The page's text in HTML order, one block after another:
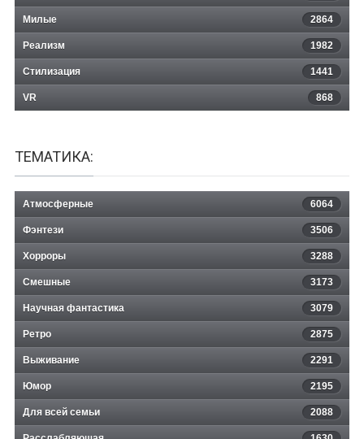
Милые 2864
Реализм 1982
Стилизация 1441
VR 868
ТЕМАТИКА:
Атмосферные 6064
Фэнтези 3506
Хорроры 3288
Смешные 3173
Научная фантастика 3079
Ретро 2875
Выживание 2291
Юмор 2195
Для всей семьи 2088